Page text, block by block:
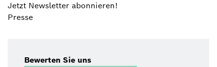
Jetzt Newsletter abonnieren!
Presse
Bewerten Sie uns